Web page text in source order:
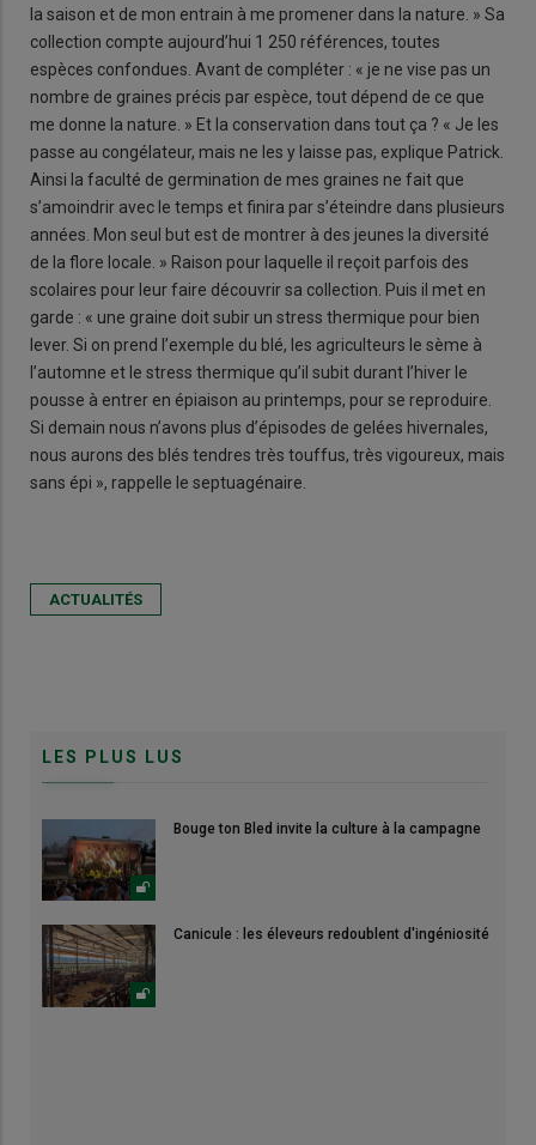
la saison et de mon entrain à me promener dans la nature. » Sa
collection compte aujourd’hui 1 250 références, toutes
espèces confondues. Avant de compléter : « je ne vise pas un
nombre de graines précis par espèce, tout dépend de ce que
me donne la nature. » Et la conservation dans tout ça ? « Je les
passe au congélateur, mais ne les y laisse pas, explique Patrick.
Ainsi la faculté de germination de mes graines ne fait que
s’amoindrir avec le temps et finira par s’éteindre dans plusieurs
années. Mon seul but est de montrer à des jeunes la diversité
de la flore locale. » Raison pour laquelle il reçoit parfois des
scolaires pour leur faire découvrir sa collection. Puis il met en
garde : « une graine doit subir un stress thermique pour bien
lever. Si on prend l’exemple du blé, les agriculteurs le sème à
l’automne et le stress thermique qu’il subit durant l’hiver le
pousse à entrer en épiaison au printemps, pour se reproduire.
Si demain nous n’avons plus d’épisodes de gelées hivernales,
nous aurons des blés tendres très touffus, très vigoureux, mais
sans épi », rappelle le septuagénaire.
ACTUALITÉS
LES PLUS LUS
Bouge ton Bled invite la culture à la campagne
Canicule : les éleveurs redoublent d'ingéniosité